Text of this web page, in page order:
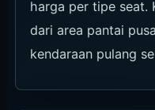
harga per tipe seat.
dari area pantai
kendaraan pulang